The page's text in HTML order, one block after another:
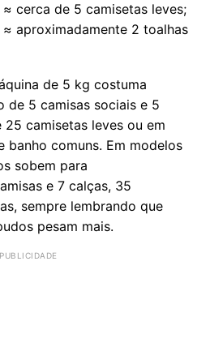
cerca de 5 camisetas leves;
aproximadamente 2 toalhas
de 5 kg costuma
de 5 camisas sociais e 5
camisetas leves ou em
banho comuns. Em modelos
sobem para
e 7 calças, 35
sempre lembrando que
pesam mais.